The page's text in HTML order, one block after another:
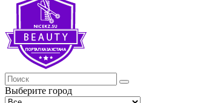
Выберите город